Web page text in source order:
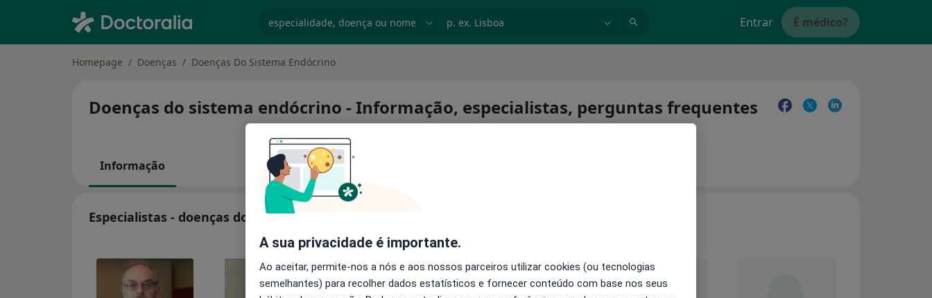
Entrar É médico?
Homepage Doenças Doenças Do Sistema Endócrino
Doenças do sistema endócrino - Informação, especialistas, perguntas frequentes
Informação
Especialistas - doenças do sistema endócrino
A sua privacidade é importante.
Ao aceitar, permite-nos a nós e aos nossos parceiros utilizar cookies (ou tecnologias
semelhantes) para recolher dados estatísticos e fornecer conteúdo com base nos seus